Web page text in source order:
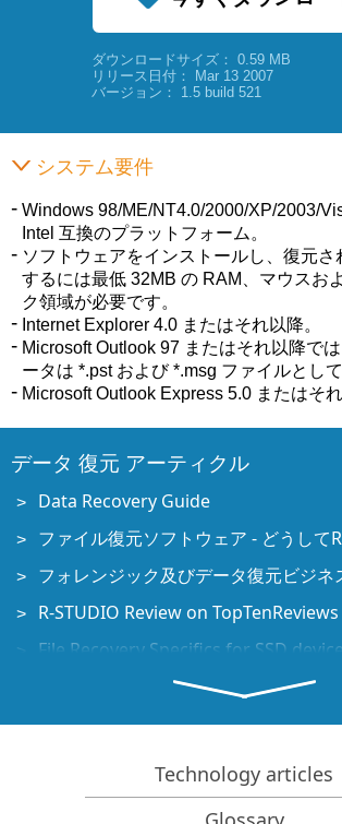
0.59 MB
ダウンロードサイズ： 0.59 MB
リリース日付： Mar 13 2007
バージョン： 1.5 build 521
システム要件
Windows 98/ME/NT4.0/2000/XP/2003/
Intel 互換のプラットフォーム。
ソフトウェアをインストールし、復元
するには最低 32MB の RAM、マウスお
ク領域が必要です。
Internet Explorer 4.0 またはそれ以降。
Microsoft Outlook 97 またはそれ以降で
ータは *.pst および *.msg ファイルとし
Microsoft Outlook Express 5.0 またはそれ
データ 復元 アーティクル
Data Recovery Guide
ファイル復元ソフトウェア - どうして
フォレンジック及びデータ復元ビジ
R-STUDIO Review on TopTenReviews
File Recovery Specifics for SSD
How to recover data from NVMe
Predicting Success of Common Data
Recovery of Overwritten Data
Emergency File Recovery Using R-
Technology articles